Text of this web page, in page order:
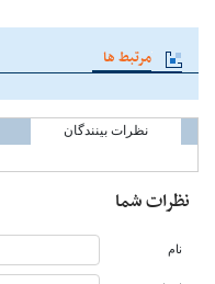
مرتبط ها
نظرات بینندگان
نظرات شما
نام